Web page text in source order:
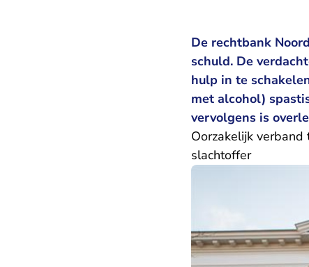
De rechtbank
schuld. De
hulp in te
met alcohol)
vervolgens is
Oorzakelijk
slachtoffer